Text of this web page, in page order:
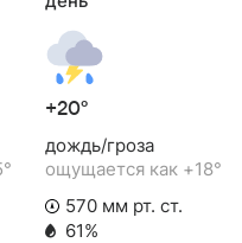
+20°
дождь/гроза
ощущается как +18°
570 мм рт. ст.
61%